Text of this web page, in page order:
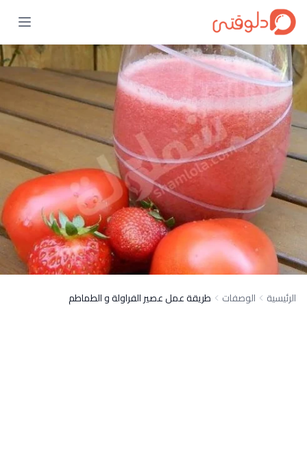
الرئيسية الوصفات طريقة عمل عصير الفراولة و الطماطم